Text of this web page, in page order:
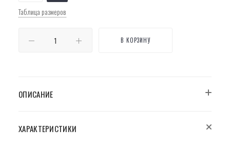
Таблица размеров
В КОРЗИНУ
ОПИСАНИЕ
ХАРАКТЕРИСТИКИ